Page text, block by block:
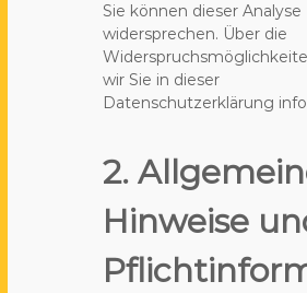
Sie können dieser Analyse
widersprechen. Über die
wir Sie in dieser
Datenschutzerklärung
2.
Hinweise